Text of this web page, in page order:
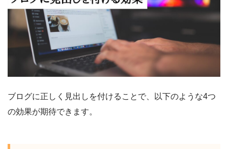
ブログに正しく見出しを付けることで、以下のような4つ
の効果が期待できます。